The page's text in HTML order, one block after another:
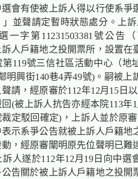
會有使被上訴人得以行使系爭
」並聲請定暫時狀態處分。上
一字第11231503381號公告
人戶籍地之投開票所，設置在
第119號三信社區活動中心（地
明興街140巷4弄49號)。嗣被上
請，經原審於112年12月15日
(被上訴人抗告亦經本院113年
定駁回確定)，上訴人並於原審
表示系爭公告就被上訴人戶籍地
，經原審闡明原先位聲明已難
人遂於112年12月19日向中選
告關於被上訴人戶籍地之投開